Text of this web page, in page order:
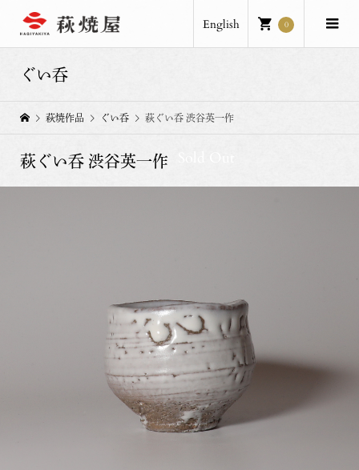
English 0
ぐい呑
萩焼作品 ぐい呑 萩ぐい呑 渋谷英一作
萩ぐい呑 渋谷英一作